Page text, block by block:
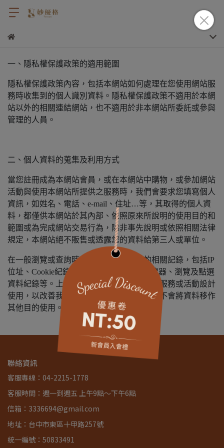
一、隱私權保護政策的適用範圍
隱私權保護政策內容，包括本網站如何處理在您使用網站服
務時收集到的個人識別資料。隱私權保護政策不適用於本網
站以外的相關連結網站，也不適用於非本網站所委託或參與
管理的人員。
二、個人資料的蒐集及利用方式
當您註冊成為本網站會員，或在本網站中購物，或參加網站
活動與使用本網站所提供之服務時，我們會要求您填寫個人
資訊，如姓名、電話、e-mail、住址…等，其取得的個人資
料，都僅供本網站於其內部、依照原來所說明的使用目的和
範圍或為完成網站交易行為，除非事先說明或依照相關法律
規定，本網站絕不販售或透露您的資料給第三人或單位。
在一般瀏覽或查詢時，伺服器自行產生的相關記錄，包括IP
位址、Cookie紀錄、使用時間、使用的瀏覽器、瀏覽及點選
資料紀錄等。上述資料之蒐集僅供本網站依服務或活動設計
使用，以改善我們的服務品質、產品內容，不會將資料移作
其他目的使用。
聯絡資訊
客服專線：04-2215-1778
客服時間：週一到週五 上午9點～下午6點
信箱：3336694@gmail.com
地址：台中市東區十甲路257號
統一編號：50833491